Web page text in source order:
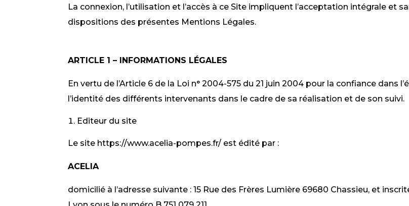
La connexion, l’utilisation et l’accès à ce Site impliquent l’acceptation intégrale et
dispositions des présentes Mentions Légales.
ARTICLE 1 – INFORMATIONS LÉGALES
En vertu de l’Article 6 de la Loi n° 2004-575 du 21 juin 2004 pour la confiance dans
l’identité des différents intervenants dans le cadre de sa réalisation et de son suivi.
Editeur du site
Le site https://www.acelia-pompes.fr/ est édité par :
ACELIA
domicilié à l’adresse suivante : 15 Rue des Frères Lumière 69680 Chassieu, et